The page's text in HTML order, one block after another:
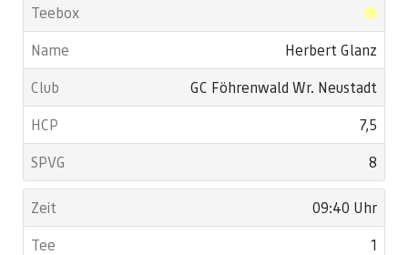
Herbert Glanz
GC Föhrenwald Wr. Neustadt
7,5
8
09:40 Uhr
1